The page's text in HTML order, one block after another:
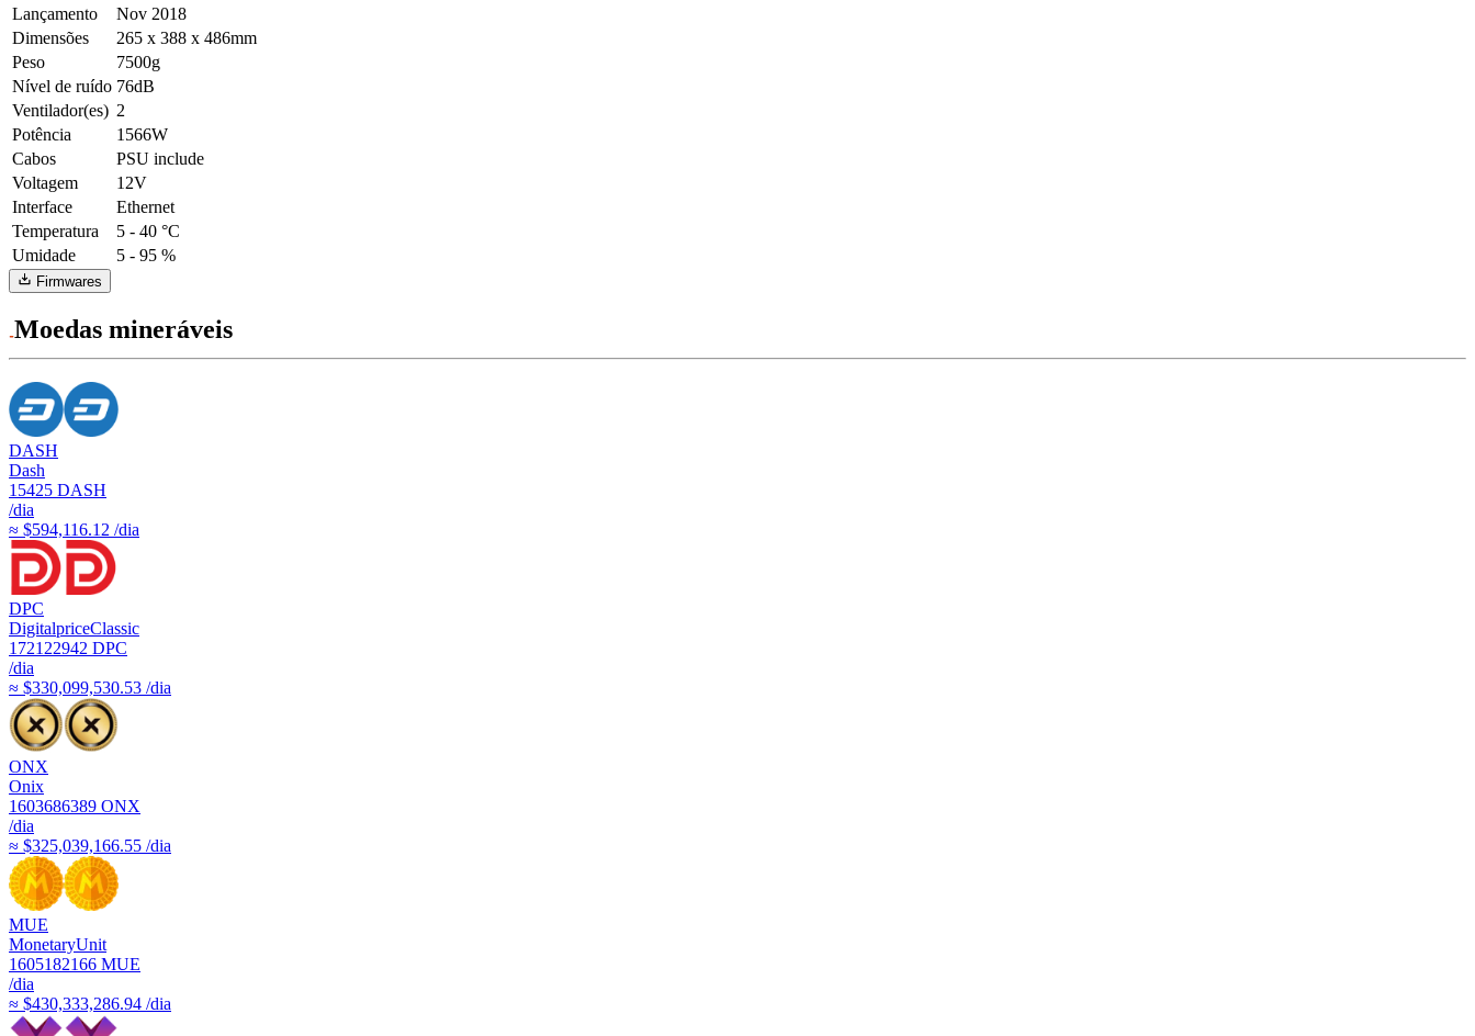
Lançamento
Nov 2018
Dimensões
265 x 388 x 486mm
Peso
7500g
Nível de ruído 76dB
Ventilador(es) 2
Potência
1566W
Cabos
PSU include
Voltagem
12V
Interface
Ethernet
Temperatura
5 - 40 °C
Umidade
5 - 95 %
Firmwares
Moedas mineráveis
DASH
Dash
15425 DASH
/dia
≈ $594,116.12 /dia
DPC
DigitalpriceClassic
172122942 DPC
/dia
≈ $330,099,530.53 /dia
ONX
Onix
1603686389 ONX
/dia
≈ $325,039,166.55 /dia
MUE
MonetaryUnit
1605182166 MUE
/dia
≈ $430,333,286.94 /dia